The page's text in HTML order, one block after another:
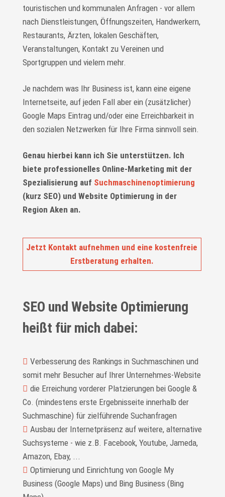
touristischen und kommunalen Anfragen - vor allem
nach Dienstleistungen, Öffnungszeiten, Handwerkern,
Restaurants, Ärzten, lokalen Geschäften,
Veranstaltungen, Kontakt zu Vereinen und
Sportgruppen und vielem mehr.
Je nachdem was Ihr Business ist, kann eine eigene
Internetseite, auf jeden Fall aber ein (zusätzlicher)
Google Maps Eintrag und/oder eine Erreichbarkeit in
den sozialen Netzwerken für Ihre Firma sinnvoll sein.
Genau hierbei kann ich Sie unterstützen. Ich
biete professionelles Online-Marketing mit der
Spezialisierung auf Suchmaschinenoptimierung
(kurz SEO) und Website Optimierung in der
Region Aken an.
Jetzt Kontakt aufnehmen und eine kostenfreie
Erstberatung erhalten.
SEO und Website Optimierung
heißt für mich dabei:
Verbesserung des Rankings in Suchmaschinen und
somit mehr Besucher auf Ihrer Unternehmes-Website
die Erreichung vorderer Platzierungen bei Google &
Co. (mindestens erste Ergebnisseite innerhalb der
Suchmaschine) für zielführende Suchanfragen
Ausbau der Internetpräsenz auf weitere, alternative
Suchsysteme - wie z.B. Facebook, Youtube, Jameda,
Amazon, Ebay, ...
Optimierung und Einrichtung von Google My
Business (Google Maps) und Bing Business (Bing